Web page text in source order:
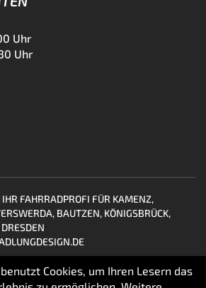
Uhr
Uhr
FAHRRADPROFI FÜR KAMENZ,
BAUTZEN, KÖNIGSBRÜCK,
Cookies, um Ihren Lesern das